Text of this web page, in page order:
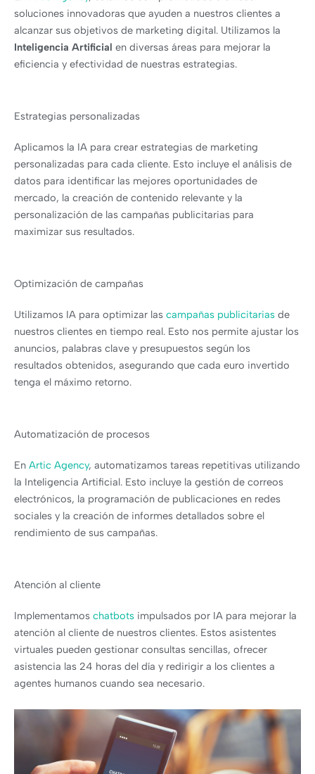
soluciones innovadoras que ayuden a nuestros clientes a
alcanzar sus objetivos de marketing digital. Utilizamos la
Inteligencia Artificial en diversas áreas para mejorar la
eficiencia y efectividad de nuestras estrategias.
Estrategias personalizadas
Aplicamos la IA para crear estrategias de marketing
personalizadas para cada cliente. Esto incluye el análisis de
datos para identificar las mejores oportunidades de
mercado, la creación de contenido relevante y la
personalización de las campañas publicitarias para
maximizar sus resultados.
Optimización de campañas
Utilizamos IA para optimizar las campañas publicitarias de
nuestros clientes en tiempo real. Esto nos permite ajustar los
anuncios, palabras clave y presupuestos según los
resultados obtenidos, asegurando que cada euro invertido
tenga el máximo retorno.
Automatización de procesos
En Artic Agency, automatizamos tareas repetitivas utilizando
la Inteligencia Artificial. Esto incluye la gestión de correos
electrónicos, la programación de publicaciones en redes
sociales y la creación de informes detallados sobre el
rendimiento de sus campañas.
Atención al cliente
Implementamos chatbots impulsados por IA para mejorar la
atención al cliente de nuestros clientes. Estos asistentes
virtuales pueden gestionar consultas sencillas, ofrecer
asistencia las 24 horas del día y redirigir a los clientes a
agentes humanos cuando sea necesario.